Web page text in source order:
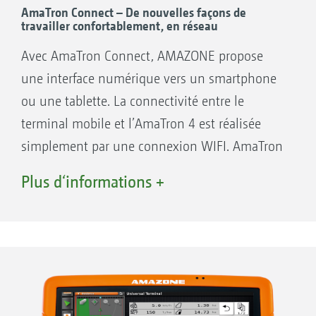
Avantages de l’AmaTron 4 :
Mode plein écran automatique en l’absence
d’utilisation
Affichage automatique des boutons via un
capteur de proximité
Concept MiniView pratique
touches
Menu pratique de démarrage rapide avec
importation et exportation des données de
AmaTron Connect – De nouvelles façons de
travailler confortablement, en réseau
Avec AmaTron Connect, AMAZONE propose
une interface numérique vers un smartphone
ou une tablette. La connectivité entre le
terminal mobile et l’AmaTron 4 est réalisée
simplement par une connexion WIFI. AmaTron
AmaTron Twin.
L’appli AmaTron Twin offre au conducteur
davantage de confort au travail en permettant
Plus d‘informations +